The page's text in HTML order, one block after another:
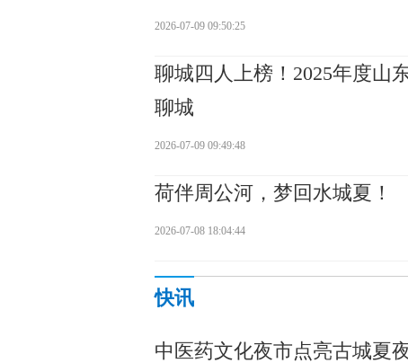
2026-07-09 09:50:25
聊城四人上榜！2025年度山
聊城
2026-07-09 09:49:48
荷伴周公河，梦回水城夏！
2026-07-08 18:04:44
快讯
中医药文化夜市点亮古城夏